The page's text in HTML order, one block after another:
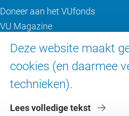
Deze website maakt
cookies (en daarmee
technieken).
Lees volledige tekst
Doneer aan het VUfonds
VU Magazine
Over de VU
Contact en route